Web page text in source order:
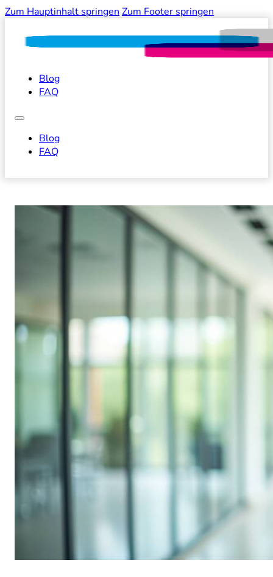
Zum Hauptinhalt springen Zum Footer springen
Blog
FAQ
Blog
FAQ